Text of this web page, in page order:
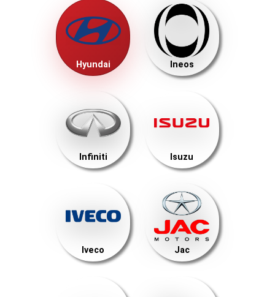
Hyundai Ineos
Infiniti Isuzu
Iveco Jac